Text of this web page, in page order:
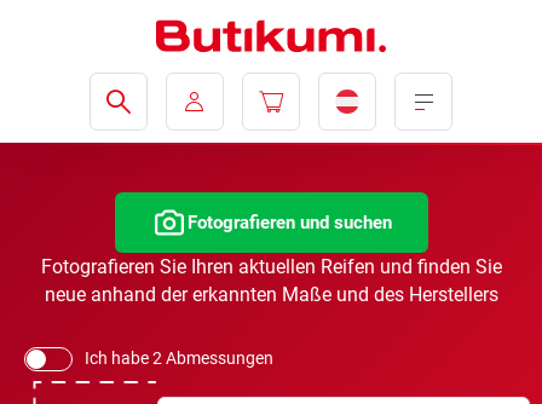
Fotografieren und suchen
Fotografieren Sie Ihren aktuellen Reifen und finden Sie
neue anhand der erkannten Maße und des Herstellers
Ich habe 2 Abmessungen